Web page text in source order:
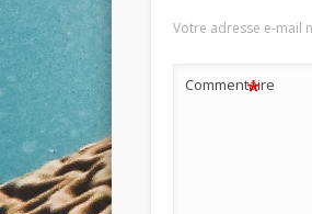
Votre adresse e-mail
Commentaire
*